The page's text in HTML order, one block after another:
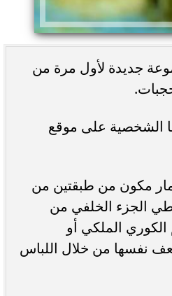
جديدة لأول مرة من
الشخصية على موقع
مكون من طبقتين من
الجزء الخلفي من
الملكي أو
نفسها من خلال اللباس